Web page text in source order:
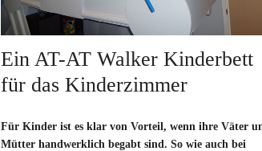
Ein AT-AT Walker Kinderbett
für das Kinderzimmer
Für Kinder ist es klar von Vorteil, wenn ihre Väter
Mütter handwerklich begabt sind. So wie auch bei